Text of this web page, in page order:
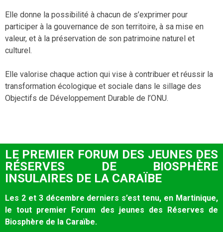
Elle donne la possibilité à chacun de s’exprimer pour
participer à la gouvernance de son territoire, à sa mise en
valeur, et à la préservation de son patrimoine naturel et
culturel.
Elle valorise chaque action qui vise à contribuer et réussir la
transformation écologique et sociale dans le sillage des
Objectifs de Développement Durable de l’ONU.
LE PREMIER FORUM DES JEUNES DES
RÉSERVES DE BIOSPHÈRE
INSULAIRES DE LA CARAÏBE
Les 2 et 3 décembre derniers s’est tenu, en Martinique,
le tout premier Forum des jeunes des Réserves de
Biosphère de la Caraïbe.